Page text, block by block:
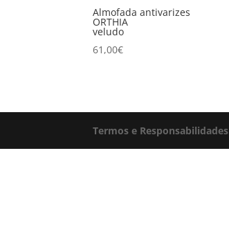
Almofada antivarizes
ORTHIA
veludo
61,00€
Termos e Responsabilidades